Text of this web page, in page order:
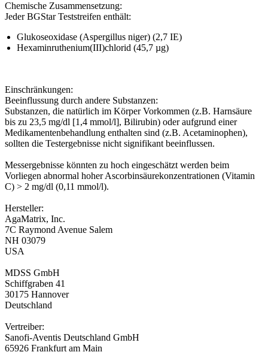
Chemische Zusammensetzung:
Jeder BGStar Teststreifen enthält:
Glukoseoxidase (Aspergillus niger) (2,7 IE)
Hexaminruthenium(III)chlorid (45,7 µg)
Einschränkungen:
Beeinflussung durch andere Substanzen:
Substanzen, die natürlich im Körper Vorkommen (z.B. Harnsäure
bis zu 23,5 mg/dl [1,4 mmol/l], Bilirubin) oder aufgrund einer
Medikamentenbehandlung enthalten sind (z.B. Acetaminophen),
sollten die Testergebnisse nicht signifikant beeinflussen.
Messergebnisse könnten zu hoch eingeschätzt werden beim
Vorliegen abnormal hoher Ascorbinsäurekonzentrationen (Vitamin
C) > 2 mg/dl (0,11 mmol/l).
Hersteller:
AgaMatrix, Inc.
7C Raymond Avenue Salem
NH 03079
USA
MDSS GmbH
Schiffgraben 41
30175 Hannover
Deutschland
Vertreiber:
Sanofi-Aventis Deutschland GmbH
65926 Frankfurt am Main